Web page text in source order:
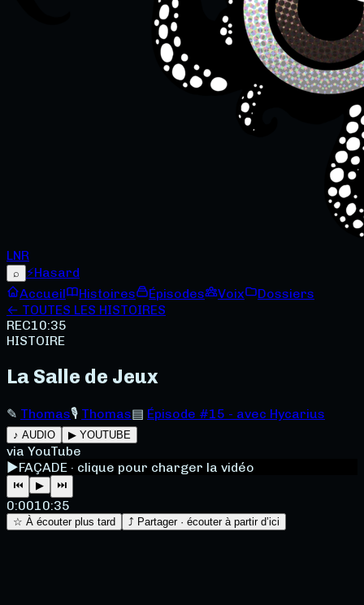
LNR
⌕ ⚡Hasard
Accueil
Histoires Épisodes Voix
Dossiers
← TOUTES LES HISTOIRES
REC10:35
HISTOIRE
La Salle de Jeux
✎ Thomas🎙 Thomas▤ Épisode #15 - avec Hycarius
♪ AUDIO ▶ YOUTUBE
via YouTube
▶FAÇADE · clique pour charger la vidéo
⏮ ▶ ⏭
0:0010:35
☆ À écouter plus tard ⤴ Partager · écouter à partir d’ici